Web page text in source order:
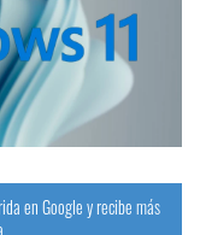
en Google y recibe más